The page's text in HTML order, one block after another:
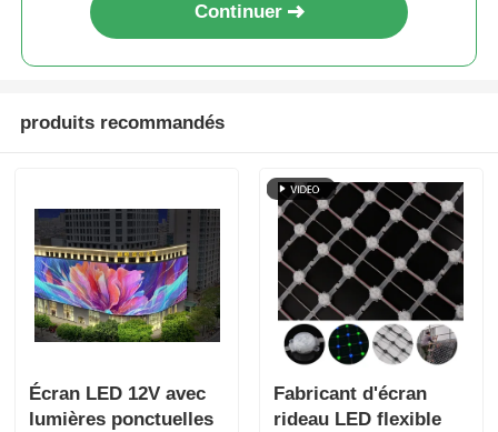
Continuer
produits recommandés
Écran LED 12V avec
lumières ponctuelles
Fabricant d'écran
rideau LED flexible